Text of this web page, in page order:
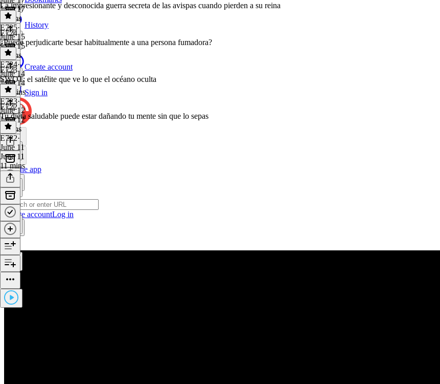
History
Create account
Sign in
Get the app
Create accountLog in
June 17
9 mins
La impresionante y desconocida guerra secreta de las avispas cuando pierden a su reina
E725·
June 15
June 15
9 mins
E724
¿Puede perjudicarte besar habitualmente a una persona fumadora?
E724·
June 14
June 14
10 mins
E723
SWOT: el satélite que ve lo que el océano oculta
E723·
June 12
June 12
9 mins
E722
Tu dieta saludable puede estar dañando tu mente sin que lo sepas
E722·
June 11
June 11
11 mins